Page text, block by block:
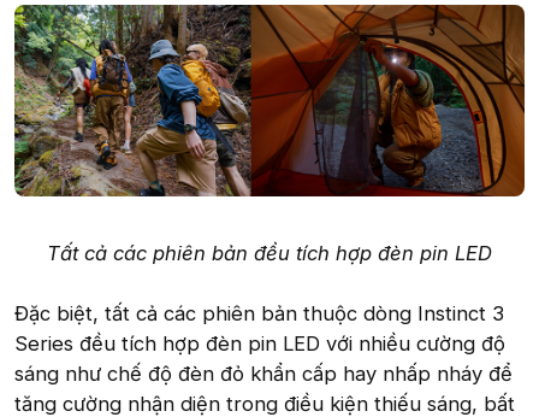
Tất cả các phiên bản đều tích hợp đèn pin LED
Đặc biệt, tất cả các phiên bản thuộc dòng Instinct 3
Series đều tích hợp đèn pin LED với nhiều cường độ
sáng như chế độ đèn đỏ khẩn cấp hay nhấp nháy để
tăng cường nhận diện trong điều kiện thiếu sáng, bất